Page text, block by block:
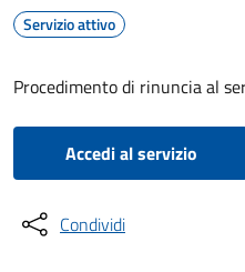
Servizio attivo
Procedimento di rinuncia al
Accedi al servizio
Condividi